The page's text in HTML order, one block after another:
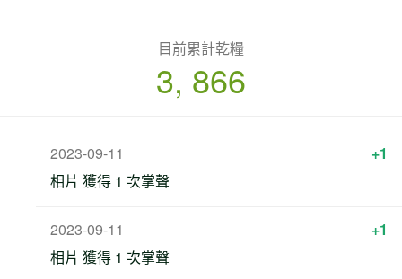
目前累計乾糧
3, 866
2023-09-11
+1
相片 獲得 1 次掌聲
2023-09-11
+1
相片 獲得 1 次掌聲